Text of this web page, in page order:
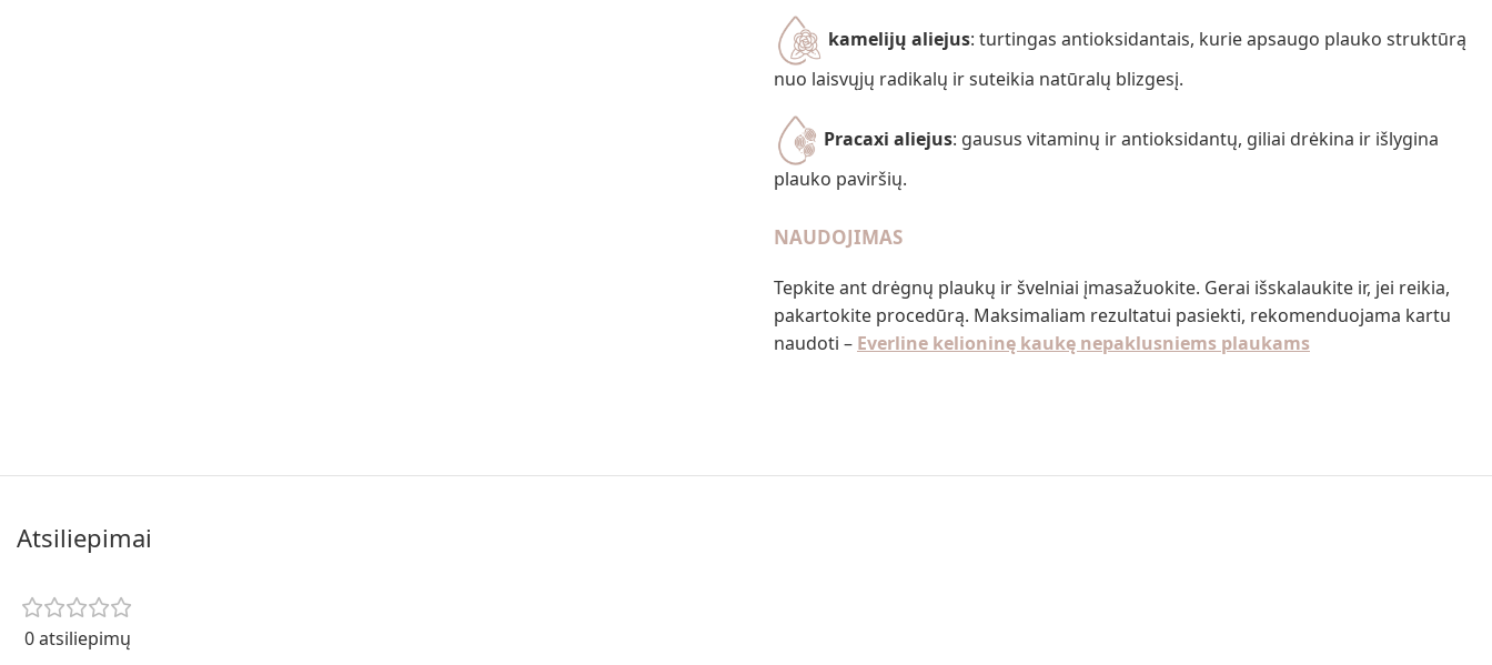
kamelijų aliejus: turtingas antioksidantais, kurie apsaugo plauko struktūrą
nuo laisvųjų radikalų ir suteikia natūralų blizgesį.
Pracaxi aliejus: gausus vitaminų ir antioksidantų, giliai drėkina ir išlygina
plauko paviršių.
NAUDOJIMAS
Tepkite ant drėgnų plaukų ir švelniai įmasažuokite. Gerai išskalaukite ir, jei reikia,
pakartokite procedūrą. Maksimaliam rezultatui pasiekti, rekomenduojama kartu
naudoti – Everline kelioninę kaukę nepaklusniems plaukams
Atsiliepimai
0 atsiliepimų